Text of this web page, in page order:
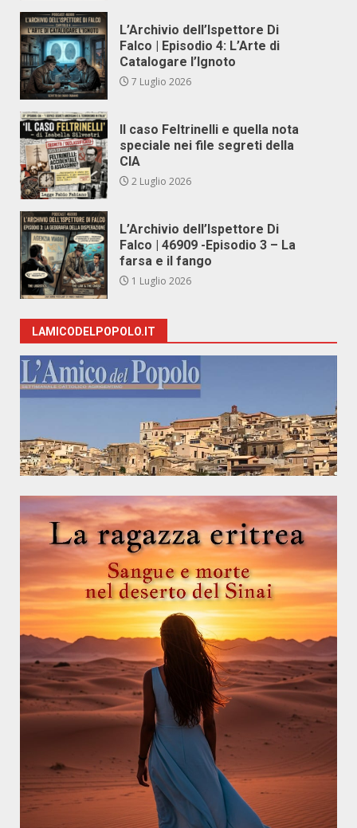
L’Archivio dell’Ispettore Di
Falco | Episodio 4: L’Arte di
Catalogare l’Ignoto
7 Luglio 2026
Il caso Feltrinelli e quella nota
speciale nei file segreti della
CIA
2 Luglio 2026
L’Archivio dell’Ispettore Di
Falco | 46909 -Episodio 3 – La
farsa e il fango
1 Luglio 2026
LAMICODELPOPOLO.IT